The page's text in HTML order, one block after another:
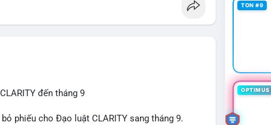
đến tháng 9
phiếu cho Đạo luật CLARITY sang tháng 9.
TON #9
OPTIMUS